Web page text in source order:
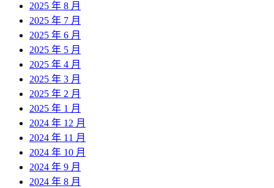
2025 年 8 月
2025 年 7 月
2025 年 6 月
2025 年 5 月
2025 年 4 月
2025 年 3 月
2025 年 2 月
2025 年 1 月
2024 年 12 月
2024 年 11 月
2024 年 10 月
2024 年 9 月
2024 年 8 月